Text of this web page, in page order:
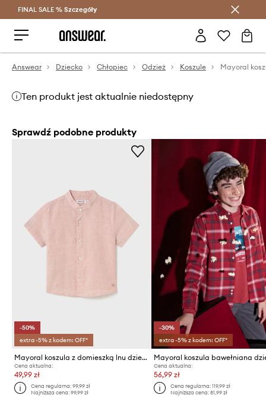
Oszczędzaj z Answear Club >
FINAL SALE % Szczegóły
Answear Dziecko Chłopiec Odzież Koszule
Ten produkt jest aktualnie niedostępny
Sprawdź podobne produkty
-50%
extra -5% z kodem: OFF*
Mayoral koszula z domieszką lnu dziecięca
Cena aktualna:
49,99 zł
Cena regularna:99,99 zł
Najniższa cena:99,99 zł
-30%
extra -5% z kodem: OFF*
Cena aktualna:
56,99 zł
Cena regularna: 119,99 zł
Najniższa cena: 81,99 zł